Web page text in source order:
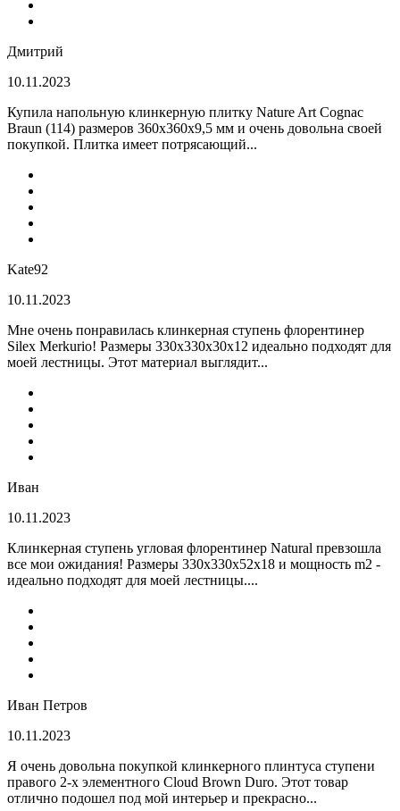
Дмитрий
10.11.2023
Купила напольную клинкерную плитку Nature Art Cognac
Braun (114) размеров 360x360x9,5 мм и очень довольна своей
покупкой. Плитка имеет потрясающий...
Kate92
10.11.2023
Мне очень понравилась клинкерная ступень флорентинер
Silex Merkurio! Размеры 330х330х30х12 идеально подходят для
моей лестницы. Этот материал выглядит...
Иван
10.11.2023
Клинкерная ступень угловая флорентинер Natural превзошла
все мои ожидания! Размеры 330х330х52х18 и мощность m2 -
идеально подходят для моей лестницы....
Иван Петров
10.11.2023
Я очень довольна покупкой клинкерного плинтуса ступени
правого 2-х элементного Cloud Brown Duro. Этот товар
отлично подошел под мой интерьер и прекрасно...